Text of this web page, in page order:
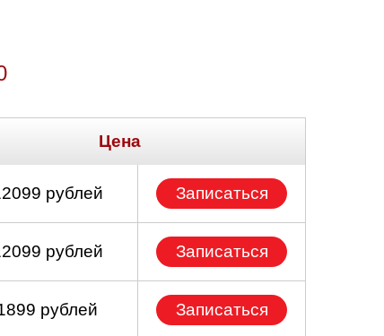
Цена
рублей Записаться
рублей Записаться
рублей Записаться